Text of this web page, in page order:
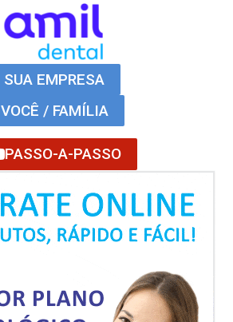
SUA EMPRESA
VOCÊ / FAMÍLIA
PASSO-A-PASSO